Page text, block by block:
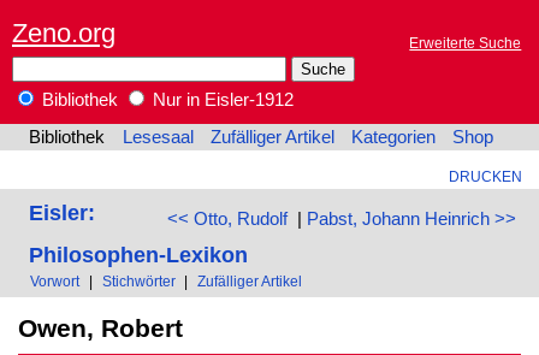
Zeno.org Erweiterte Suche
Bibliothek
Nur in Eisler-1912
Bibliothek
Lesesaal Zufälliger Artikel Kategorien Shop
DRUCKEN
<< Otto, Rudolf| Pabst, Johann Heinrich >>
Eisler:
Philosophen-Lexikon
Vorwort | Stichwörter | Zufälliger Artikel
Owen, Robert